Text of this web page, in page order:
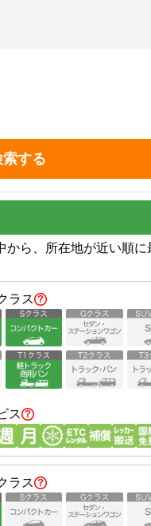
する
ら、所在地が近い順
ラス
ス
ラス